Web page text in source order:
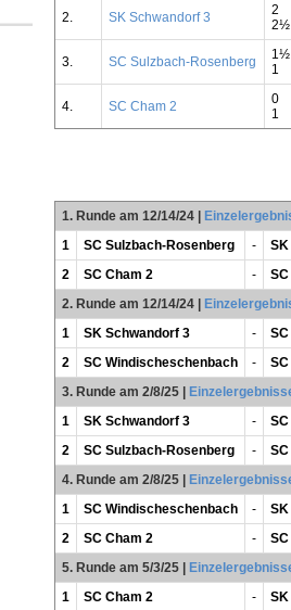
2. SK Schwandorf 3
2
2½
3. SC Sulzbach-Rosenberg
1½
1
4. SC Cham 2
0
1
1. Runde am 12/14/24|
1
SC Sulzbach-Rosenberg -
2
SC Cham 2 -
2. Runde am 12/14/24|
1
SK Schwandorf 3 -
2
SC Windischeschenbach -
3. Runde am 2/8/25|
1
SK Schwandorf 3 -
2
SC Sulzbach-Rosenberg -
4. Runde am 2/8/25|
1
SC Windischeschenbach -
2
SC Cham 2 -
5. Runde am 5/3/25|
1
SC Cham 2 -